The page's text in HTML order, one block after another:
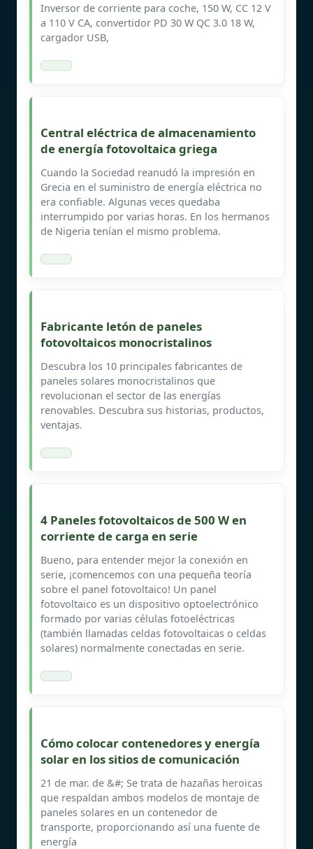
Inversor de corriente para coche, 150 W, CC 12 V
a 110 V CA, convertidor PD 30 W QC 3.0 18 W,
cargador USB,
Central eléctrica de almacenamiento
de energía fotovoltaica griega
Cuando la Sociedad reanudó la impresión en
Grecia en el suministro de energía eléctrica no
era confiable. Algunas veces quedaba
interrumpido por varias horas. En los hermanos
de Nigeria tenían el mismo problema.
Fabricante letón de paneles
fotovoltaicos monocristalinos
Descubra los 10 principales fabricantes de
paneles solares monocristalinos que
revolucionan el sector de las energías
renovables. Descubra sus historias, productos,
ventajas.
4 Paneles fotovoltaicos de 500 W en
corriente de carga en serie
Bueno, para entender mejor la conexión en
serie, ¡comencemos con una pequeña teoría
sobre el panel fotovoltaico! Un panel
fotovoltaico es un dispositivo optoelectrónico
formado por varias células fotoeléctricas
(también llamadas celdas fotovoltaicas o celdas
solares) normalmente conectadas en serie.
Cómo colocar contenedores y energía
solar en los sitios de comunicación
21 de mar. de &#; Se trata de hazañas heroicas
que respaldan ambos modelos de montaje de
paneles solares en un contenedor de
transporte, proporcionando así una fuente de
energía